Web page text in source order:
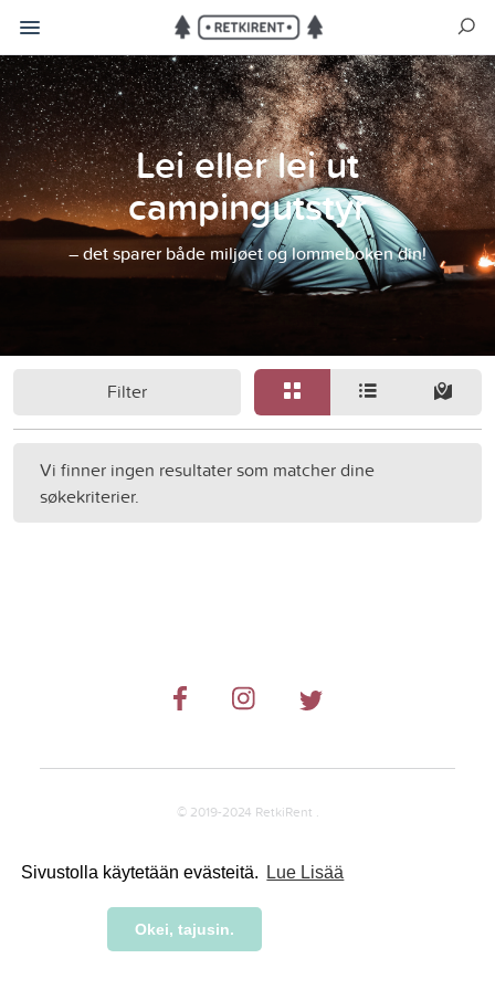
Sivustolla käytetään evästeitä. Lue Lisää
Okei, tajusin.
Lei eller lei ut
campingutstyr
– det sparer både miljøet og lommeboken din!
Filter
Vi finner ingen resultater som matcher dine
søkekriterier.
© 2019-2024 RetkiRent .